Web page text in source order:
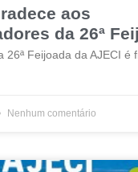
aos
da 26ª
26ª Feijoada da AJECI é
Nenhum comentário